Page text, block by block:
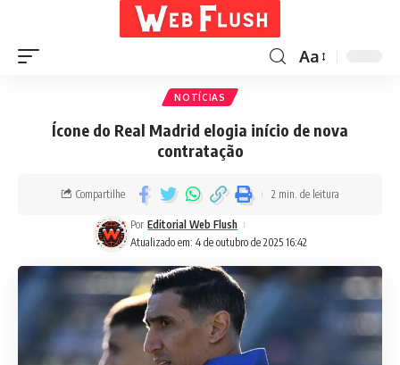
Aa
NOTÍCIAS
Ícone do Real Madrid elogia início de nova
contratação
Atualizado em: 4 de outubro de 2025 16:42
Por Editorial Web Flush
Compartilhe 2 min. de leitura